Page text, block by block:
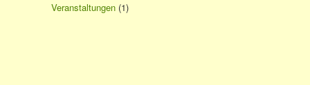
Veranstaltungen (1)